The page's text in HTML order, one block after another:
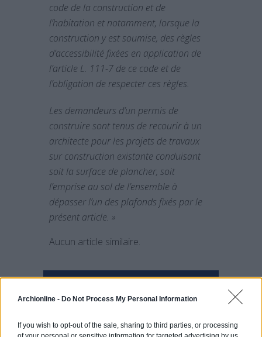
Archionline - Do Not Process My Personal Information
If you wish to opt-out of the sale, sharing to third parties, or processing
code de la construction et de
l’habitation et notamment, lorsque la
construction y est soumise, des règles
d’accessibilité fixées en application de
l’article L. 111-7 de ce code et de
l’obligation de respecter ces règles.
Les demandeurs d’un permis de
construire sont tenus de recourir à un
architecte pour les projets de travaux
sur construction existante conduisant
soit la surface de plancher, soit
l’emprise au sol de l’ensemble à
dépasser l’un des plafonds fixés par le
présent article. »
Aucun article similaire.